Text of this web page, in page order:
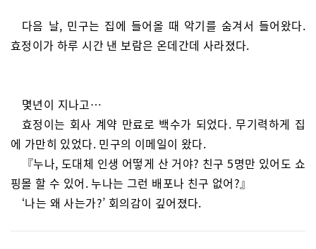
다음 날, 민구는 집에 들어올 때 악기를 숨겨서 들어왔다.
효정이가 하루 시간 낸 보람은 온데간데 사라졌다.
몇년이 지나고…
효정이는 회사 계약 만료로 백수가 되었다. 무기력하게 집
에 가만히 있었다. 민구의 이메일이 왔다.
『누나, 도대체 인생 어떻게 산 거야? 친구 5명만 있어도 쇼
핑몰 할 수 있어. 누나는 그런 배포나 친구 없어?』
‘나는 왜 사는가?’ 회의감이 깊어졌다.